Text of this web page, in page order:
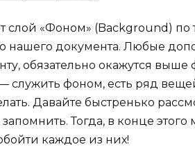
слой «Фоном» (Background) по
нашего документа. Любые
обязательно окажутся выше
служить фоном, есть ряд
Давайте быстренько
Тогда, в конце
каждое из них!